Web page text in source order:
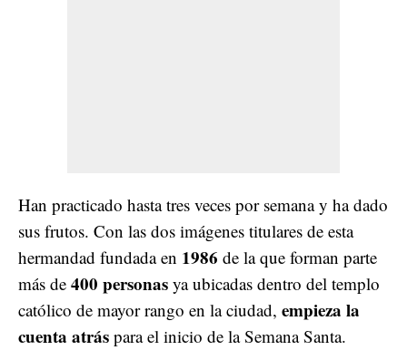
Han practicado hasta tres veces por semana y ha dado
sus frutos. Con las dos imágenes titulares de esta
hermandad fundada en 1986 de la que forman parte
más de 400 personas ya ubicadas dentro del templo
católico de mayor rango en la ciudad, empieza la
cuenta atrás para el inicio de la Semana Santa.